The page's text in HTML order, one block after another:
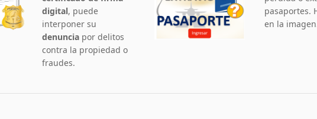
digital, puede
interponer su
denuncia por delitos
contra la propiedad o
fraudes.
pasaportes.
en la